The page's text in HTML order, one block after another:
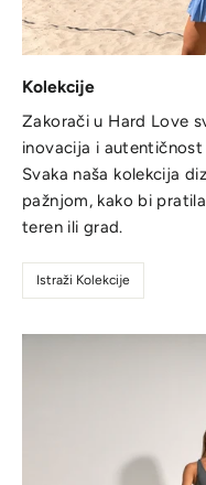
Kolekcije
Zakorači u Hard Love
inovacija i
Svaka naša kolekcija
pažnjom, kako bi
teren ili grad.
Istraži Kolekcije